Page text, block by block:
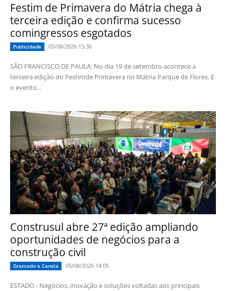
Festim de Primavera do Mátria chega à
terceira edição e confirma sucesso
comingressos esgotados
Publicidade 05/08/2026 15:36
SÃO FRANCISCO DE PAULA: No dia 19 de setembro acontece a
terceira edição do Festimde Primavera no Mátria Parque de Flores. E
o evento...
Construsul abre 27ª edição ampliando
oportunidades de negócios para a
construção civil
Gramado e Canela 05/08/2026 14:05
ESTADO - Negócios, inovação e soluções voltadas aos principais